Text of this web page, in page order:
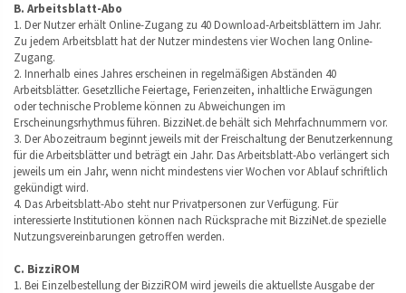
B. Arbeitsblatt-Abo
1. Der Nutzer erhält Online-Zugang zu 40 Download-Arbeitsblättern im Jahr.
Zu jedem Arbeitsblatt hat der Nutzer mindestens vier Wochen lang Online-
Zugang.
2. Innerhalb eines Jahres erscheinen in regelmäßigen Abständen 40
Arbeitsblätter. Gesetzlliche Feiertage, Ferienzeiten, inhaltliche Erwägungen
oder technische Probleme können zu Abweichungen im
Erscheinungsrhythmus führen. BizziNet.de behält sich Mehrfachnummern vor.
3. Der Abozeitraum beginnt jeweils mit der Freischaltung der Benutzerkennung
für die Arbeitsblätter und beträgt ein Jahr. Das Arbeitsblatt-Abo verlängert sich
jeweils um ein Jahr, wenn nicht mindestens vier Wochen vor Ablauf schriftlich
gekündigt wird.
4. Das Arbeitsblatt-Abo steht nur Privatpersonen zur Verfügung. Für
interessierte Institutionen können nach Rücksprache mit BizziNet.de spezielle
Nutzungsvereinbarungen getroffen werden.
C. BizziROM
1. Bei Einzelbestellung der BizziROM wird jeweils die aktuellste Ausgabe der